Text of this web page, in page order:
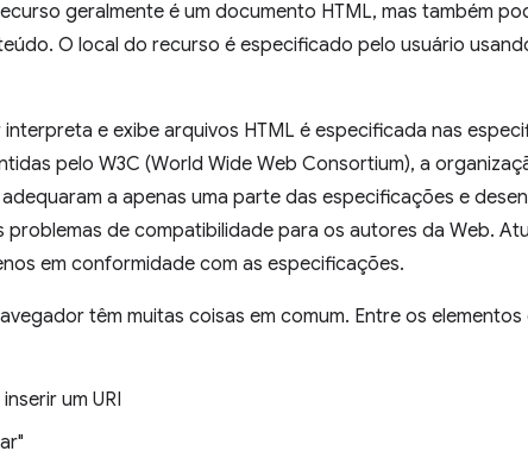
geralmente é um documento HTML, mas também
O local do recurso é especificado pelo usuário
e exibe arquivos HTML é especificada nas
pelo W3C (World Wide Web Consortium), a
a apenas uma parte das especificações e
problemas de compatibilidade para os autores da Web.
em conformidade com as especificações.
têm muitas coisas em comum. Entre os
um URI